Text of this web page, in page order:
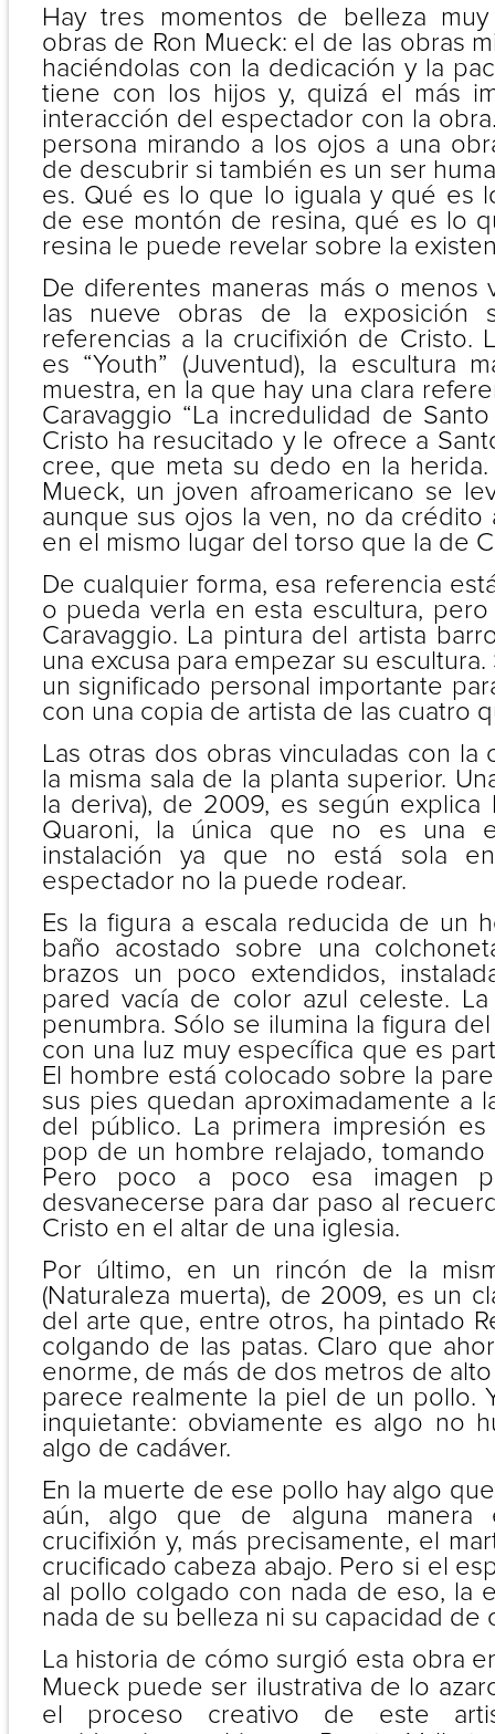
Hay tres momentos de belleza
obras de Ron Mueck: el de las obras
haciéndolas con la dedicación y la
tiene con los hijos y, quizá el más
interacción del espectador con la
persona mirando a los ojos a una
de descubrir si también es un ser
es. Qué es lo que lo iguala y qué es
de ese montón de resina, qué es lo
resina le puede revelar sobre la
De diferentes maneras más o menos
las nueve obras de la exposición
referencias a la crucifixión de Cristo.
es “Youth” (Juventud), la escultura
muestra, en la que hay una clara
Caravaggio “La incredulidad de
Cristo ha resucitado y le ofrece a
cree, que meta su dedo en la
Mueck, un joven afroamericano se
aunque sus ojos la ven, no da crédito
en el mismo lugar del torso que la de
De cualquier forma, esa referencia
o pueda verla en esta escultura,
Caravaggio. La pintura del artista
una excusa para empezar su
un significado personal importante
con una copia de artista de las cuatro
Las otras dos obras vinculadas con la
la misma sala de la planta superior.
la deriva), de 2009, es según explica
Quaroni, la única que no es una
instalación ya que no está sola
espectador no la puede rodear.
Es la figura a escala reducida de un
baño acostado sobre una
brazos un poco extendidos,
pared vacía de color azul celeste.
penumbra. Sólo se ilumina la figura
con una luz muy específica que es
El hombre está colocado sobre la
sus pies quedan aproximadamente a
del público. La primera impresión
pop de un hombre relajado, tomando
Pero poco a poco esa imagen
desvanecerse para dar paso al
Cristo en el altar de una iglesia.
Por último, en un rincón de la
(Naturaleza muerta), de 2009, es un
del arte que, entre otros, ha pintado
colgando de las patas. Claro que
enorme, de más de dos metros de
parece realmente la piel de un pollo.
inquietante: obviamente es algo no
algo de cadáver.
En la muerte de ese pollo hay algo
aún, algo que de alguna manera
crucifixión y, más precisamente, el
crucificado cabeza abajo. Pero si el
al pollo colgado con nada de eso, la
nada de su belleza ni su capacidad de
La historia de cómo surgió esta obra
Mueck puede ser ilustrativa de lo
el proceso creativo de este